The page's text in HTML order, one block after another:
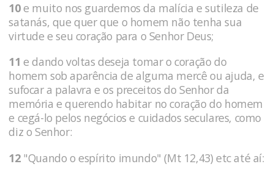
10e muito nos guardemos da malícia e sutileza de
satanás, que quer que o homem não tenha sua
virtude e seu coração para o Senhor Deus;
11 e dando voltas deseja tomar o coração do
homem sob aparência de alguma mercê ou ajuda, e
sufocar a palavra e os preceitos do Senhor da
memória e querendo habitar no coração do homem
e cegá-lo pelos negócios e cuidados seculares, como
diz o Senhor:
12"Quando o espírito imundo" (Mt 12,43) etc até aí: